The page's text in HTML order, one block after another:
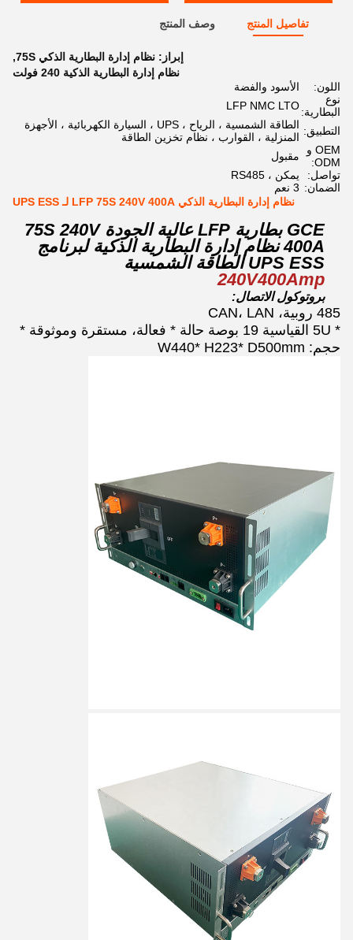
تفاصيل المنتج وصف المنتج
إبراز: نظام إدارة البطارية الذكي 75S
,
نظام إدارة البطارية الذكية 240 فولت
اللون:
الأسود والفضة
نوع
البطارية:LFP NMC LTO
التطبيق:
الطاقة الشمسية ، الرياح ، UPS ، السيارة الكهربائية ، الأجهزة
المنزلية ، القوارب ، نظام تخزين الطاقة
OEM و
ODM:
مقبول
تواصل:
يمكن ، RS485
الضمان: 3 نعم
نظام إدارة البطارية الذكي LFP 75S 240V 400A لـ UPS ESS
GCE بطارية LFP عالية الجودة 75S 240V
400A نظام إدارة البطارية الذكية لبرنامج
UPS ESS الطاقة الشمسية
240V400Amp
بروتوكول الاتصال:
485 روبية، CAN، LAN
* 5U القياسية 19 بوصة حالة * فعالة، مستقرة وموثوقة *
حجم: W440* H223* D500mm